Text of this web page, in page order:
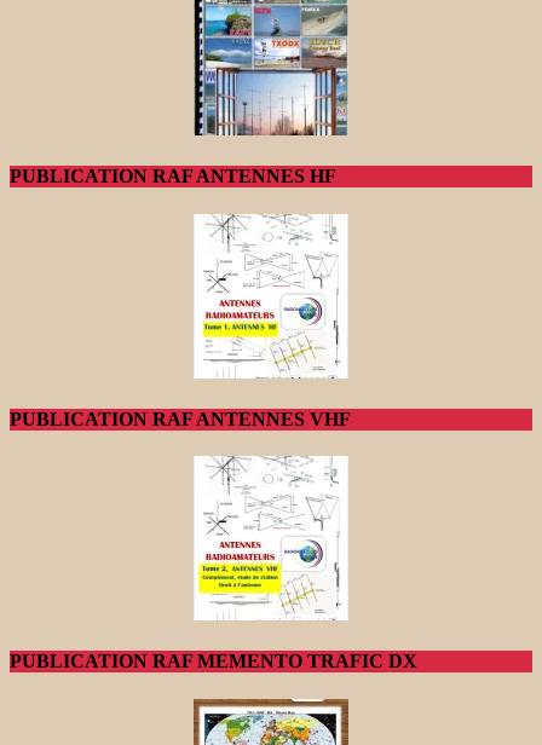
PUBLICATION RAF ANTENNES HF
PUBLICATION RAF ANTENNES VHF
PUBLICATION RAF MEMENTO TRAFIC DX